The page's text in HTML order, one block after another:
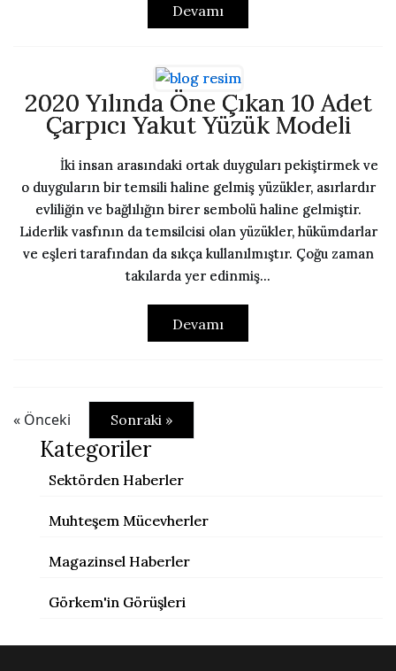
Devamı
2020 Yılında Öne Çıkan 10 Adet
Çarpıcı Yakut Yüzük Modeli
İki insan arasındaki ortak duyguları pekiştirmek ve
o duyguların bir temsili haline gelmiş yüzükler, asırlardır
evliliğin ve bağlılığın birer sembolü haline gelmiştir.
Liderlik vasfının da temsilcisi olan yüzükler, hükümdarlar
ve eşleri tarafından da sıkça kullanılmıştır. Çoğu zaman
takılarda yer edinmiş...
Devamı
« Önceki Sonraki »
Kategoriler
Sektörden Haberler
Muhteşem Mücevherler
Magazinsel Haberler
Görkem'in Görüşleri